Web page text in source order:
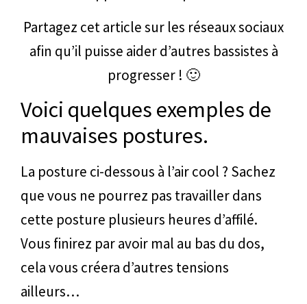
Partagez cet article sur les réseaux sociaux
afin qu’il puisse aider d’autres bassistes à
progresser ! 🙂
Voici quelques exemples de
mauvaises postures.
La posture ci-dessous à l’air cool ? Sachez
que vous ne pourrez pas travailler dans
cette posture plusieurs heures d’affilé.
Vous finirez par avoir mal au bas du dos,
cela vous créera d’autres tensions
ailleurs…